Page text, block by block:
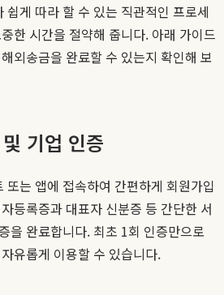
게 따라 할 수 있는 직관적인 프로세
한 시간을 절약해 줍니다. 아래 가이드
외송금을 완료할 수 있는지 확인해 보
기업 인증
또는 앱에 접속하여 간편하게 회원가입
등록증과 대표자 신분증 등 간단한 서
을 완료합니다. 최초 1회 인증만으로
유롭게 이용할 수 있습니다.